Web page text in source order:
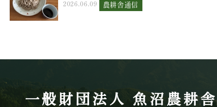
2026.06.09 農耕舎通信
一般財団法人 魚沼農耕舎